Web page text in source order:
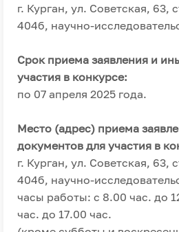
г. Курган, ул. Советская, 63,
404б, научно-
Срок приема заявления и
участия в конкурсе:
по 07 апреля 2025 года.
Место (адрес) приема
документов для участия в
г. Курган, ул. Советская, 63,
404б, научно-
часы работы: с 8.00 час. до
час. до 17.00 час.